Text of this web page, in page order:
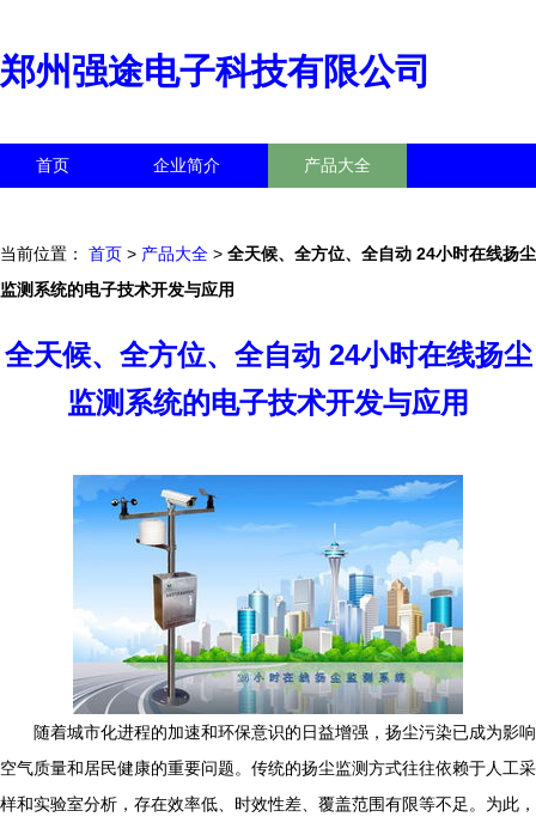
郑州强途电子科技有限公司
首页 企业简介 产品大全
当前位置： 首页 > 产品大全 > 全天候、全方位、全自动 24小时在线扬尘
监测系统的电子技术开发与应用
全天候、全方位、全自动 24小时在线扬尘
监测系统的电子技术开发与应用
随着城市化进程的加速和环保意识的日益增强，扬尘污染已成为影响
空气质量和居民健康的重要问题。传统的扬尘监测方式往往依赖于人工采
样和实验室分析，存在效率低、时效性差、覆盖范围有限等不足。为此，